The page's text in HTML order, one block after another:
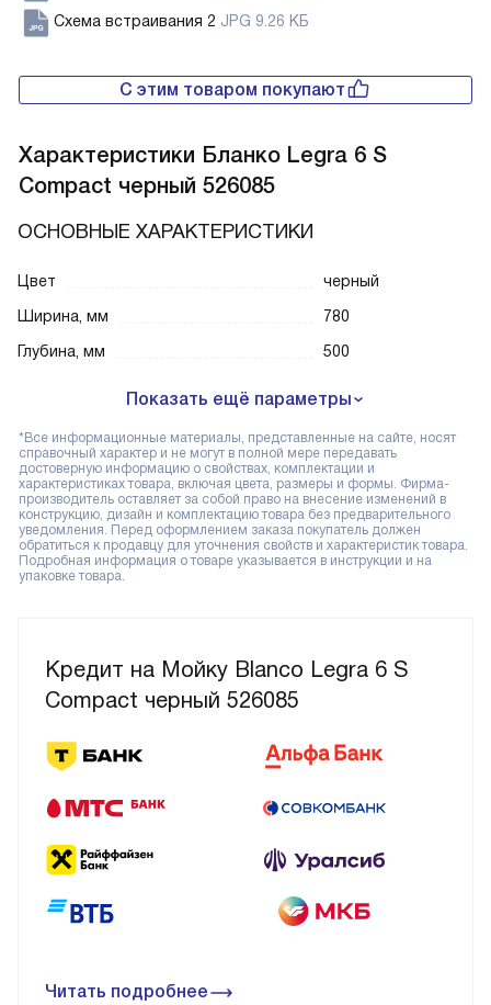
Схема встраивания 2 JPG 9.26 КБ
Кредит на Мойку Blanco Legra 6 S
Compact черный 526085
Читать подробнее
С этим товаром покупают
Характеристики Бланко Legra 6 S
Compact черный 526085
ОСНОВНЫЕ ХАРАКТЕРИСТИКИ
Цвет
черный
Ширина, мм
780
Глубина, мм
500
Показать ещё параметры
*Все информационные материалы, представленные на сайте, носят
справочный характер и не могут в полной мере передавать
достоверную информацию о свойствах, комплектации и
характеристиках товара, включая цвета, размеры и формы. Фирма-
производитель оставляет за собой право на внесение изменений в
конструкцию, дизайн и комплектацию товара без предварительного
уведомления. Перед оформлением заказа покупатель должен
обратиться к продавцу для уточнения свойств и характеристик товара.
Подробная информация о товаре указывается в инструкции и на
упаковке товара.